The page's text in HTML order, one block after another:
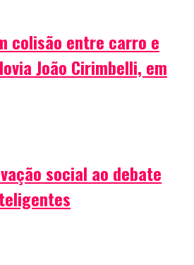
colisão entre carro e
João Cirimbelli, em
social ao debate